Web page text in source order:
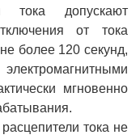
тока допускают
от тока
более 120 секунд,
мгновенно
тока не